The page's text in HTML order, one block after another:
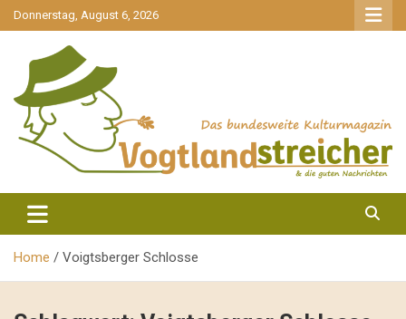
gehe
zum
Donnerstag, August 6, 2026
Vogtlandstreicher
Home Voigtsberger Schlosse